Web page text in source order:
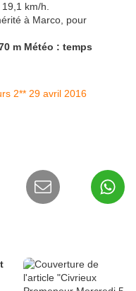
km/h.
à Marco, pour
m Météo : temps